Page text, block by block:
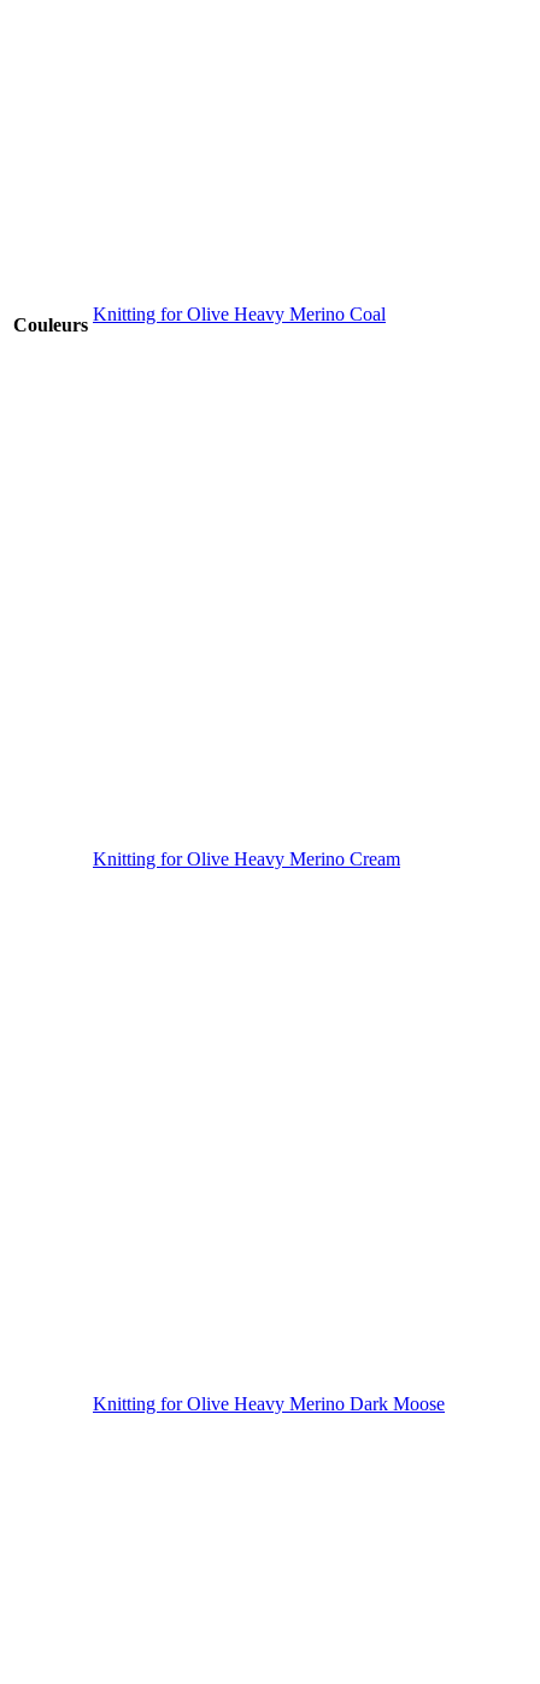
Couleurs
Knitting for Olive Heavy Merino Coal
Knitting for Olive Heavy Merino Cream
Knitting for Olive Heavy Merino Dark Moose